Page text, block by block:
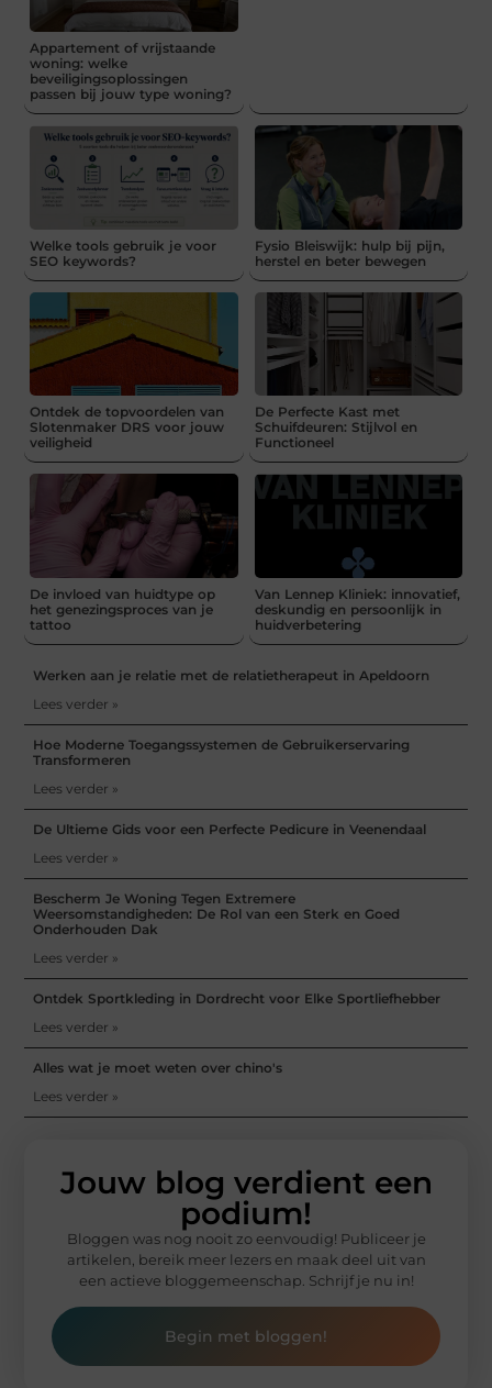
Appartement of vrijstaande
woning: welke
beveiligingsoplossingen
passen bij jouw type woning?
Welke tools gebruik je voor
SEO keywords?
Fysio Bleiswijk: hulp bij pijn,
herstel en beter bewegen
Ontdek de topvoordelen van
Slotenmaker DRS voor jouw
veiligheid
De Perfecte Kast met
Schuifdeuren: Stijlvol en
Functioneel
De invloed van huidtype op
het genezingsproces van je
tattoo
Van Lennep Kliniek: innovatief,
deskundig en persoonlijk in
huidverbetering
Werken aan je relatie met de relatietherapeut in Apeldoorn
Lees verder »
Hoe Moderne Toegangssystemen de Gebruikerservaring
Transformeren
Lees verder »
De Ultieme Gids voor een Perfecte Pedicure in Veenendaal
Lees verder »
Bescherm Je Woning Tegen Extremere
Weersomstandigheden: De Rol van een Sterk en Goed
Onderhouden Dak
Lees verder »
Ontdek Sportkleding in Dordrecht voor Elke Sportliefhebber
Lees verder »
Alles wat je moet weten over chino's
Lees verder »
Jouw blog verdient een
podium!
Bloggen was nog nooit zo eenvoudig! Publiceer je
artikelen, bereik meer lezers en maak deel uit van
een actieve bloggemeenschap. Schrijf je nu in!
Begin met bloggen!